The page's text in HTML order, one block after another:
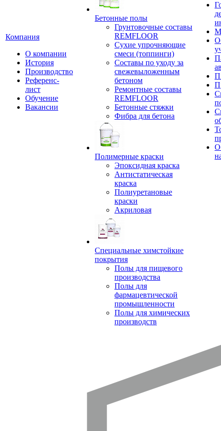
Компания
О компании
История
Производство
Референс-
лист
Обучение
Вакансии
Бетонные полы
Грунтовочные составы
REMFLOOR
Сухие упрочняющие
смеси (топпинги)
Составы по уходу за
свежевыложенным
бетоном
Ремонтные составы
REMFLOOR
Бетонные стяжки
Фибра для бетона
Полимерные краски
Эпоксидная краска
Антистатическая
краска
Полиуретановые
краски
Акриловая
Специальные химстойкие
покрытия
Полы для пищевого
производства
Полы для
фармацевтической
промышленности
Полы для химических
производств